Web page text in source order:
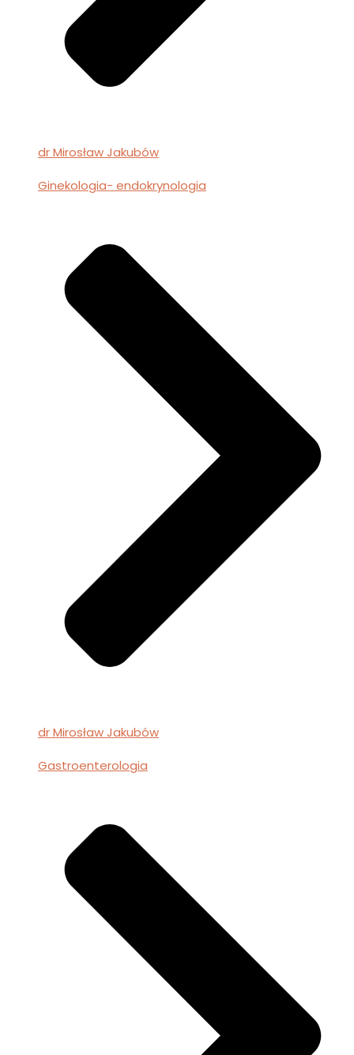
dr Mirosław Jakubów
Ginekologia- endokrynologia
dr Mirosław Jakubów
Gastroenterologia